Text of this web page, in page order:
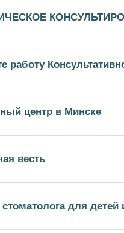
работу
центр в Минске
весть
стоматолога для